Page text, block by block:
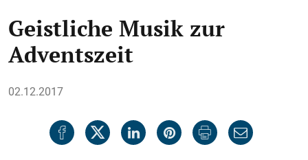
Geistliche Musik zur
Adventszeit
02.12.2017